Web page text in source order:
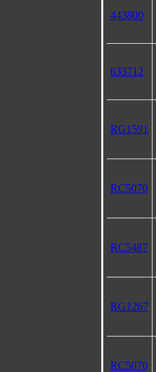
443800
633712
RG1591
RC5070
RC5487
RG1267
RC5070